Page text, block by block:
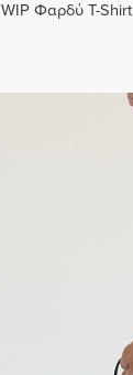
WIP Φαρδύ T-Shirt